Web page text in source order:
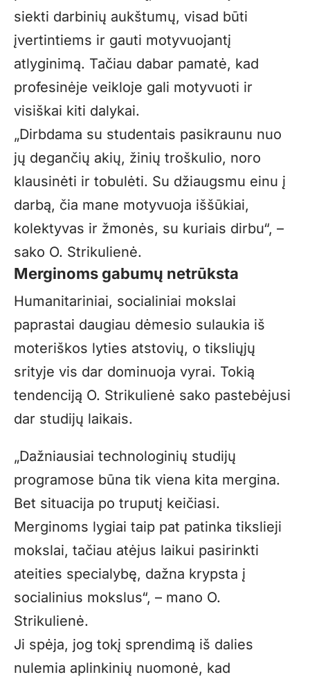
siekti darbinių aukštumų, visad būti
įvertintiems ir gauti motyvuojantį
atlyginimą. Tačiau dabar pamatė, kad
profesinėje veikloje gali motyvuoti ir
visiškai kiti dalykai.
„Dirbdama su studentais pasikraunu nuo
jų degančių akių, žinių troškulio, noro
klausinėti ir tobulėti. Su džiaugsmu einu į
darbą, čia mane motyvuoja iššūkiai,
kolektyvas ir žmonės, su kuriais dirbu“, –
sako O. Strikulienė.
Merginoms gabumų netrūksta
Humanitariniai, socialiniai mokslai
paprastai daugiau dėmesio sulaukia iš
moteriškos lyties atstovių, o tiksliųjų
srityje vis dar dominuoja vyrai. Tokią
tendenciją O. Strikulienė sako pastebėjusi
dar studijų laikais.
„Dažniausiai technologinių studijų
programose būna tik viena kita mergina.
Bet situacija po truputį keičiasi.
Merginoms lygiai taip pat patinka tikslieji
mokslai, tačiau atėjus laikui pasirinkti
ateities specialybę, dažna krypsta į
socialinius mokslus“, – mano O.
Strikulienė.
Ji spėja, jog tokį sprendimą iš dalies
nulemia aplinkinių nuomonė, kad